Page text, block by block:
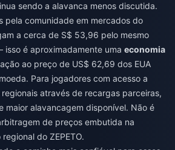
sendo a alavanca menos discutida.
pela comunidade em mercados do
a cerca de S$ 53,96 pelo mesmo
isso é aproximadamente uma economia
ao preço de US$ 62,69 dos EUA
Para jogadores com acesso a
através de recargas parceiras,
maior alavancagem disponível. Não é
de preços embutida na
do ZEPETO.